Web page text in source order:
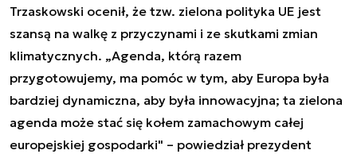
Trzaskowski ocenił, że tzw. zielona polityka UE jest
szansą na walkę z przyczynami i ze skutkami zmian
klimatycznych. „Agenda, którą razem
przygotowujemy, ma pomóc w tym, aby Europa była
bardziej dynamiczna, aby była innowacyjna; ta zielona
agenda może stać się kołem zamachowym całej
europejskiej gospodarki" – powiedział prezydent